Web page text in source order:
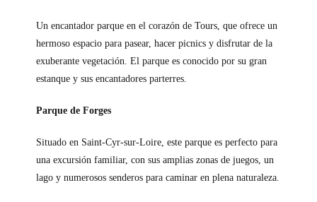
Un encantador parque en el corazón de Tours, que ofrece un
hermoso espacio para pasear, hacer picnics y disfrutar de la
exuberante vegetación. El parque es conocido por su gran
estanque y sus encantadores parterres.
Parque de Forges
Situado en Saint-Cyr-sur-Loire, este parque es perfecto para
una excursión familiar, con sus amplias zonas de juegos, un
lago y numerosos senderos para caminar en plena naturaleza.